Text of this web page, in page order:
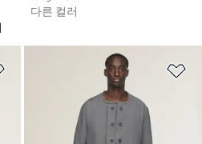
다른 컬러